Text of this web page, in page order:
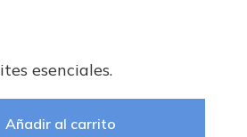
esenciales.
Añadir al carrito